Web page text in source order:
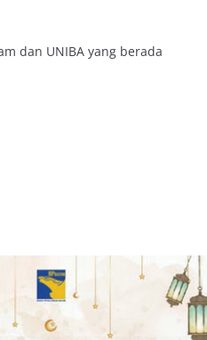
dan UNIBA yang berada